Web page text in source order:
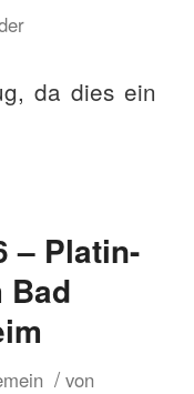
da dies ein
– Platin-
Bad
/ von